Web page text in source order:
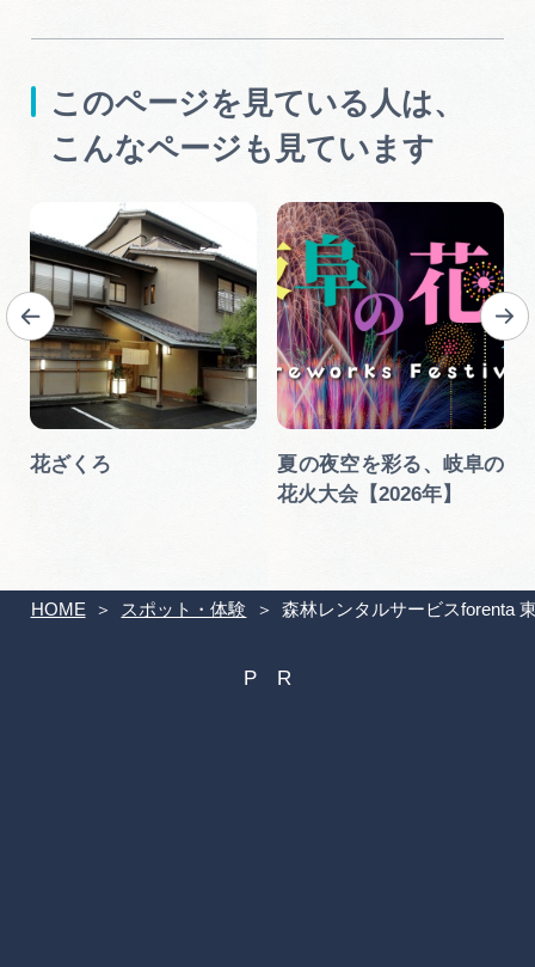
HOME スポット・体験 森林レンタルサービスforenta
このページを見ている人は、
こんなページも見ています
花ざくろ
夏の夜空を彩る、岐阜の
花火大会【2026年】